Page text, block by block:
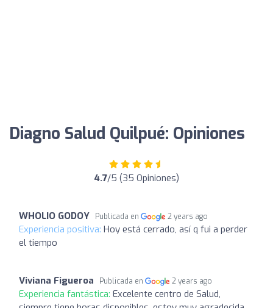
Diagno Salud Quilpué: Opiniones
4.7/5 (35 Opiniones)
WHOLIO GODOY Publicada en 2 years ago
Experiencia positiva: Hoy está cerrado, así q fui a perder
el tiempo
Viviana Figueroa Publicada en 2 years ago
Experiencia fantástica: Excelente centro de Salud,